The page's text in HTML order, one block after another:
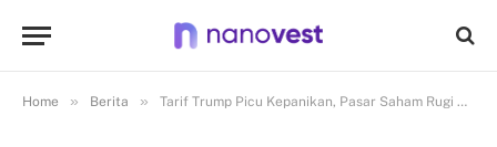
Home » Berita » Tarif Trump Picu Kepanikan, Pasar Saham Rugi $4 Triliun